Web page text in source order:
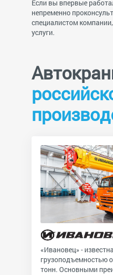
Если вы впервые
непременно
специалистом
услуги.
«Ивановец» -
грузоподъемностью
тонн. Основными